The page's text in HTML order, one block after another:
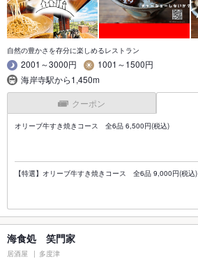
自然の豊かさを存分に楽しめるレストラン
2001～3000円
1001～1500円
海岸寺駅から1,450m
クーポン
オリーブ牛すき焼きコース 全6品 6,500円(税込)
【特選】オリーブ牛すき焼きコース 全6品 9,000円(税込)
海食処 笑門家
居酒屋 多度津